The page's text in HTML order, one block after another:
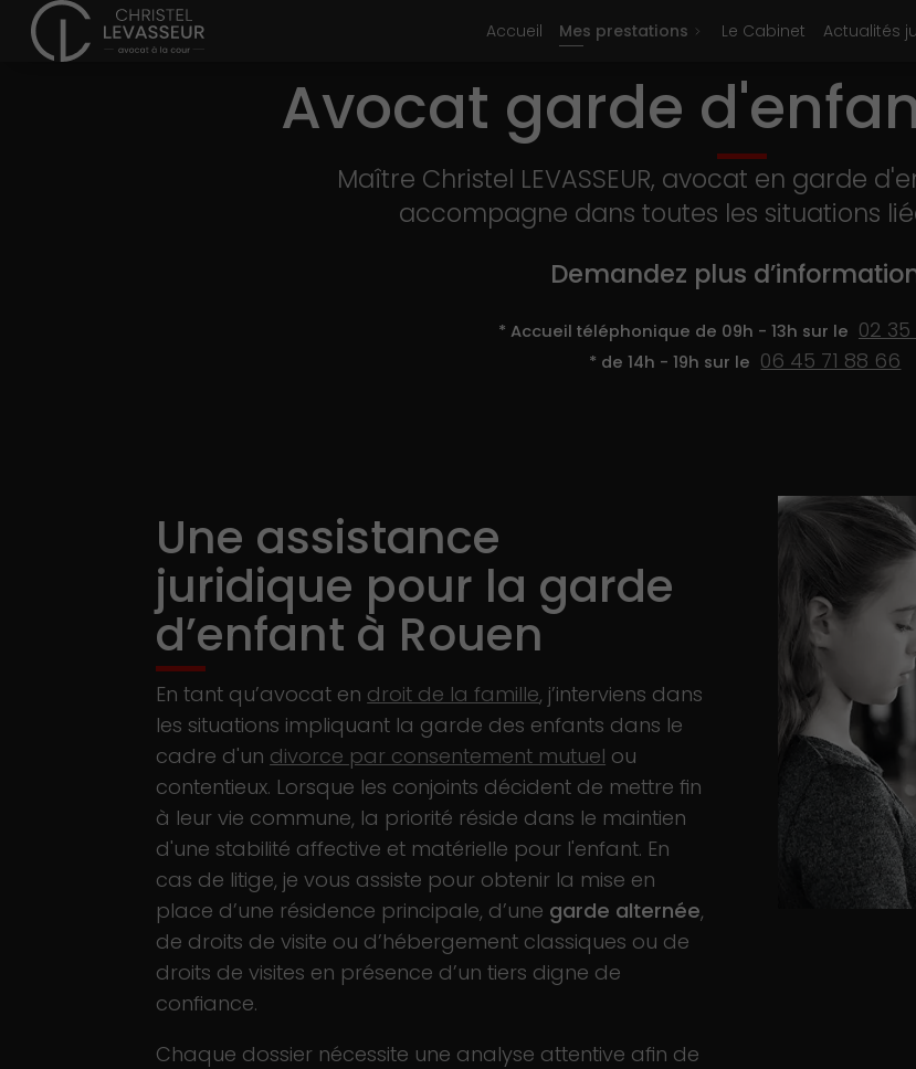
Accueil Mes prestations Le Cabinet Actualités
Avocat garde
Maître Christel LEVASSEUR, avocat en garde
accompagne dans toutes les situations
Demandez plus
* Accueil téléphonique de 09h - 13h sur le 02 35
* de 14h - 19h sur le 06 45 71 88 66
Une assistance
juridique pour la garde
d’enfant à Rouen
En tant qu’avocat en droit de la famille, j’interviens dans
les situations impliquant la garde des enfants dans le
cadre d'un divorce par consentement mutuel ou
contentieux. Lorsque les conjoints décident de mettre fin
à leur vie commune, la priorité réside dans le maintien
d'une stabilité affective et matérielle pour l'enfant. En
cas de litige, je vous assiste pour obtenir la mise en
place d’une résidence principale, d’une garde alternée,
de droits de visite ou d’hébergement classiques ou de
droits de visites en présence d’un tiers digne de
confiance.
Chaque dossier nécessite une analyse attentive afin de